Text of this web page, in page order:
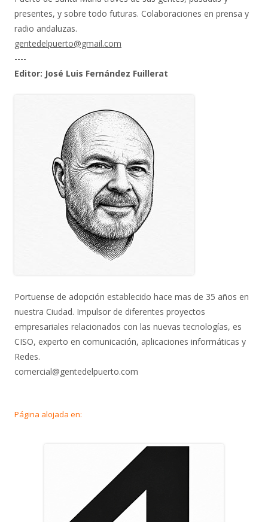
presentes, y sobre todo futuras. Colaboraciones en prensa y
radio andaluzas.
gentedelpuerto@gmail.com
----
Editor: José Luis Fernández Fuillerat
Portuense de adopción establecido hace mas de 35 años en
nuestra Ciudad. Impulsor de diferentes proyectos
empresariales relacionados con las nuevas tecnologías, es
CISO, experto en comunicación, aplicaciones informáticas y
Redes.
comercial@gentedelpuerto.com
Página alojada en: